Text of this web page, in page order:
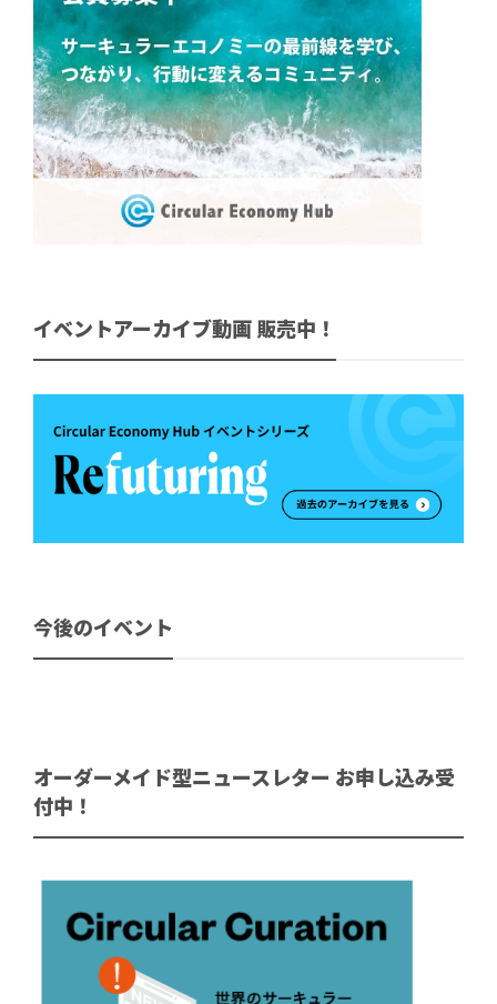
イベントアーカイブ動画 販売中！
今後のイベント
オーダーメイド型ニュースレター お申し込み受
付中！